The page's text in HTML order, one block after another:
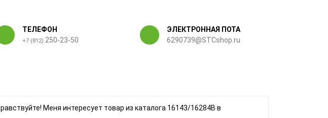
ТЕЛЕФОН
+7 (812) 250-23-50
ЭЛЕКТРОННАЯ ПОТА
6290739@STCshop.ru